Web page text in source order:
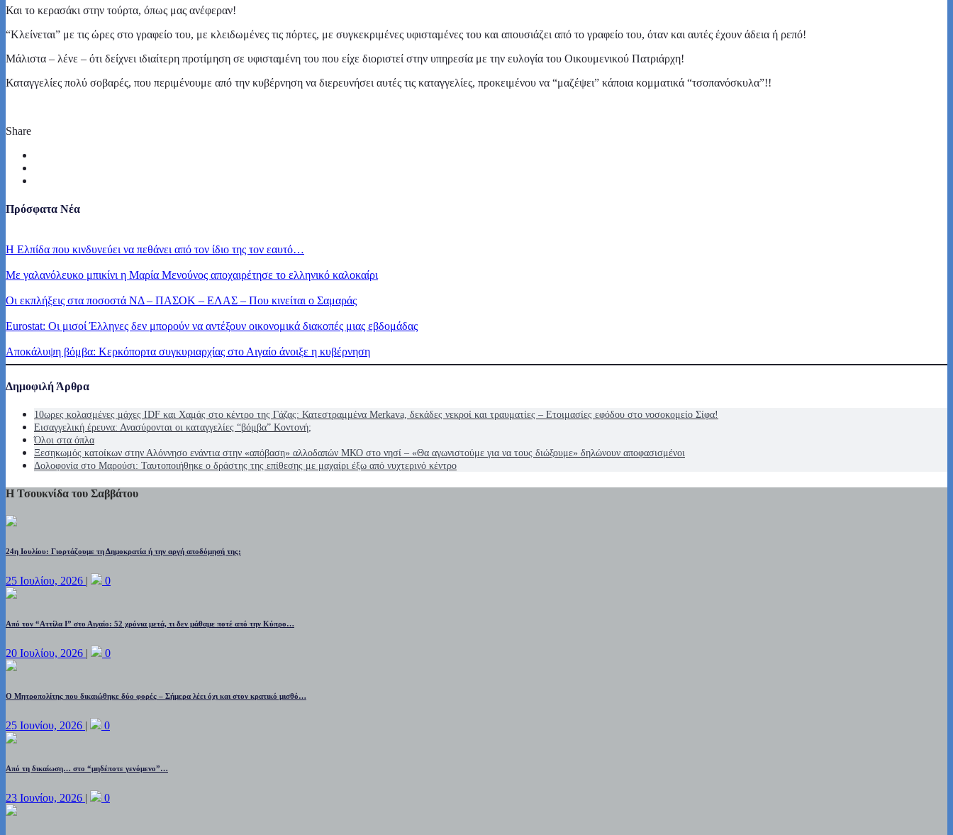
Και το κερασάκι στην τούρτα, όπως μας ανέφεραν!
“Κλείνεται” με τις ώρες στο γραφείο του, με κλειδωμένες τις πόρτες, με συγκεκριμένες υφισταμένες του και απουσιάζει από το γραφείο του, όταν και αυτές έχουν άδεια ή ρεπό!
Μάλιστα – λένε – ότι δείχνει ιδιαίτερη προτίμηση σε υφισταμένη του που είχε διοριστεί στην υπηρεσία με την ευλογία του Οικουμενικού Πατριάρχη!
Καταγγελίες πολύ σοβαρές, που περιμένουμε από την κυβέρνηση να διερευνήσει αυτές τις καταγγελίες, προκειμένου να “μαζέψει” κάποια κομματικά “τσοπανόσκυλα”!!
Share
Πρόσφατα Νέα
Η Ελπίδα που κινδυνεύει να πεθάνει από τον ίδιο της τον εαυτό…
Με γαλανόλευκο μπικίνι η Μαρία Μενούνος αποχαιρέτησε το ελληνικό καλοκαίρι
Οι εκπλήξεις στα ποσοστά ΝΔ – ΠΑΣΟΚ – ΕΛΑΣ – Που κινείται ο Σαμαράς
Eurostat: Οι μισοί Έλληνες δεν μπορούν να αντέξουν οικονομικά διακοπές μιας εβδομάδας
Αποκάλυψη βόμβα: Κερκόπορτα συγκυριαρχίας στο Αιγαίο άνοιξε η κυβέρνηση
Δημοφιλή Άρθρα
10ωρες κολασμένες μάχες IDF και Χαμάς στο κέντρο της Γάζας: Κατεστραμμένα Merkava, δεκάδες νεκροί και τραυματίες – Eτοιμασίες εφόδου στο νοσοκομείο Σίφα!
Εισαγγελική έρευνα: Ανασύρονται οι καταγγελίες “βόμβα” Κοντονή;
Όλοι στα όπλα
Ξεσηκωμός κατοίκων στην Αλόννησο ενάντια στην «απόβαση» αλλοδαπών ΜΚΟ στο νησί – «Θα αγωνιστούμε για να τους διώξουμε» δηλώνουν αποφασισμένοι
Δολοφονία στο Μαρούσι: Ταυτοποιήθηκε ο δράστης της επίθεσης με μαχαίρι έξω από νυχτερινό κέντρο
Η Τσουκνίδα του Σαββάτου
24η Ιουλίου: Γιορτάζουμε τη Δημοκρατία ή την αργή αποδόμησή της;
25 Ιουλίου, 2026 | 0
Από τον “Αττίλα Ι” στο Αιγαίο: 52 χρόνια μετά, τι δεν μάθαμε ποτέ από την Κύπρο…
20 Ιουλίου, 2026 | 0
Ο Μητροπολίτης που δικαιώθηκε δύο φορές – Σήμερα λέει όχι και στον κρατικό μισθό…
25 Ιουνίου, 2026 | 0
Από τη δικαίωση… στο “μηδέποτε γενόμενο”…
23 Ιουνίου, 2026 | 0